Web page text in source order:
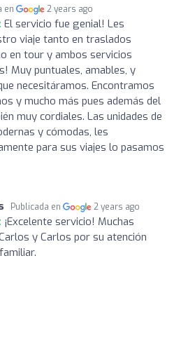
en 2 years ago
El servicio fue genial! Les
viaje tanto en traslados
en tour y ambos servicios
Muy puntuales, amables, y
necesitáramos. Encontramos
y mucho más pues además del
muy cordiales. Las unidades de
y cómodas, les
para sus viajes lo pasamos
Publicada en 2 years ago
¡Excelente servicio! Muchas
y Carlos por su atención